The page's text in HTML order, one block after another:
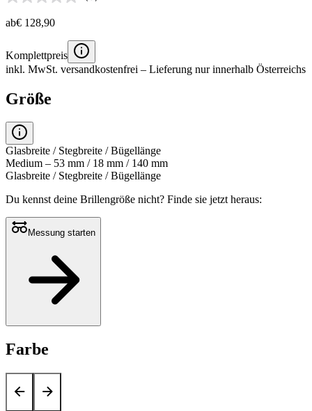
ab€ 128,90
Komplettpreis
inkl. MwSt. versandkostenfrei – Lieferung nur innerhalb Österreichs
Größe
Glasbreite / Stegbreite / Bügellänge
Medium – 53 mm / 18 mm / 140 mm
Glasbreite / Stegbreite / Bügellänge
Du kennst deine Brillengröße nicht? Finde sie jetzt heraus:
Messung starten
Farbe